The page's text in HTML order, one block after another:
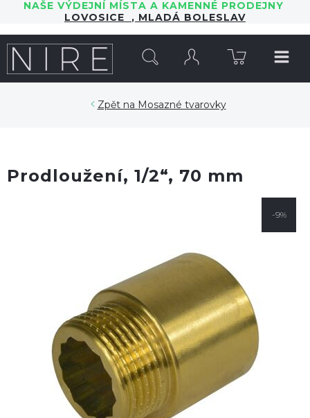
NAŠE VÝDEJNÍ MÍSTA A KAMENNÉ PRODEJNY
LOVOSICE , MLADÁ BOLESLAV
Mosazné tvarovky
Prodloužení, 1/2“, 70 mm
-9%